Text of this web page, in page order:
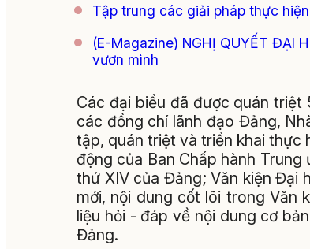
Tập trung các giải pháp thực
(E-Magazine) NGHỊ QUYẾT ĐẠI
vươn mình
Các đại biểu đã được quán
các đồng chí lãnh đạo Đảng,
tập, quán triệt và triển khai thực
động của Ban Chấp hành
thứ XIV của Đảng; Văn kiện Đại
mới, nội dung cốt lõi trong Văn
liệu hỏi - đáp về nội dung cơ
Đảng.